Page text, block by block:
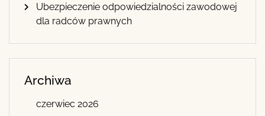
Ubezpieczenie odpowiedzialności zawodowej
dla radców prawnych
Archiwa
czerwiec 2026